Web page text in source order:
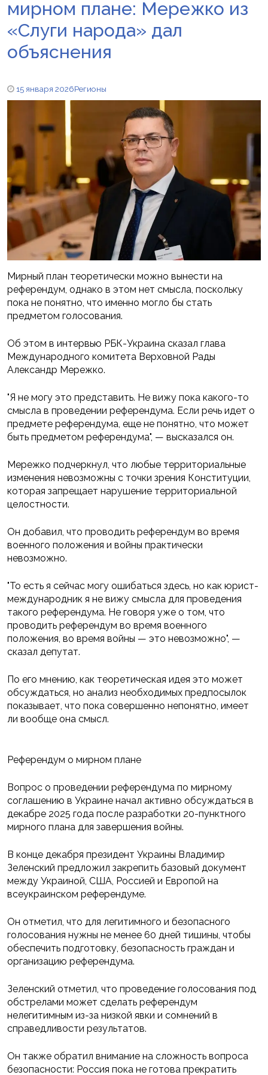
мирном плане: Мережко из
«Слуги народа» дал
объяснения
15 января 2026Регионы
Мирный план теоретически можно вынести на
референдум, однако в этом нет смысла, поскольку
пока не понятно, что именно могло бы стать
предметом голосования.
Об этом в интервью РБК-Украина сказал глава
Международного комитета Верховной Рады
Александр Мережко.
"Я не могу это представить. Не вижу пока какого-то
смысла в проведении референдума. Если речь идет о
предмете референдума, еще не понятно, что может
быть предметом референдума", — высказался он.
Мережко подчеркнул, что любые территориальные
изменения невозможны с точки зрения Конституции,
которая запрещает нарушение территориальной
целостности.
Он добавил, что проводить референдум во время
военного положения и войны практически
невозможно.
"То есть я сейчас могу ошибаться здесь, но как юрист-
международник я не вижу смысла для проведения
такого референдума. Не говоря уже о том, что
проводить референдум во время военного
положения, во время войны — это невозможно", —
сказал депутат.
По его мнению, как теоретическая идея это может
обсуждаться, но анализ необходимых предпосылок
показывает, что пока совершенно непонятно, имеет
ли вообще она смысл.
Референдум о мирном плане
Вопрос о проведении референдума по мирному
соглашению в Украине начал активно обсуждаться в
декабре 2025 года после разработки 20-пунктного
мирного плана для завершения войны.
В конце декабря президент Украины Владимир
Зеленский предложил закрепить базовый документ
между Украиной, США, Россией и Европой на
всеукраинском референдуме.
Он отметил, что для легитимного и безопасного
голосования нужны не менее 60 дней тишины, чтобы
обеспечить подготовку, безопасность граждан и
организацию референдума.
Зеленский отметил, что проведение голосования под
обстрелами может сделать референдум
нелегитимным из-за низкой явки и сомнений в
справедливости результатов.
Он также обратил внимание на сложность вопроса
безопасности: Россия пока не готова прекратить